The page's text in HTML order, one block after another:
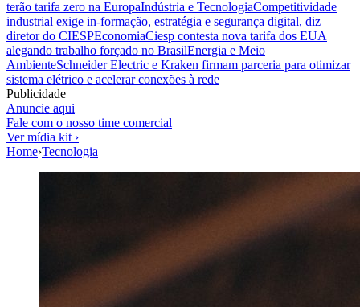
terão tarifa zero na EuropaIndústria e TecnologiaCompetitividade
industrial exige in-formação, estratégia e segurança digital, diz
diretor do CIESPEconomiaCiesp contesta nova tarifa dos EUA
alegando trabalho forçado no BrasilEnergia e Meio
AmbienteSchneider Electric e Kraken firmam parceria para otimizar
sistema elétrico e acelerar conexões à rede
Publicidade
Anuncie aqui
Fale com o nosso time comercial
Ver mídia kit ›
Home›Tecnologia